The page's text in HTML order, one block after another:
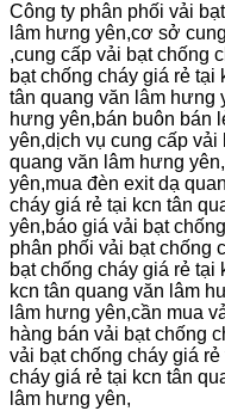
Công ty phân phối vải
lâm hưng yên,cơ sở
,cung cấp vải bạt chống
bạt chống cháy giá rẻ
tân quang văn lâm hưng
hưng yên,bán buôn bán
yên,dịch vụ cung cấp
quang văn lâm hưng
yên,mua đèn exit dạ
cháy giá rẻ tại kcn tân
yên,báo giá vải bạt
phân phối vải bạt chống
bạt chống cháy giá rẻ
kcn tân quang văn lâm
lâm hưng yên,cần mua
hàng bán vải bạt chống
vải bạt chống cháy giá
cháy giá rẻ tại kcn tân
lâm hưng yên,